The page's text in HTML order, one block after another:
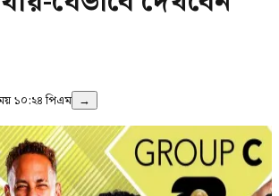
১০:২৪ পিএম →